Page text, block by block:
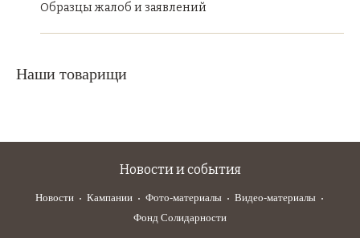
Образцы жалоб и заявлений
Наши товарищи
Новости и события
Новости Кампании Фото-материалы
Видео-материалы
Фонд Солидарности